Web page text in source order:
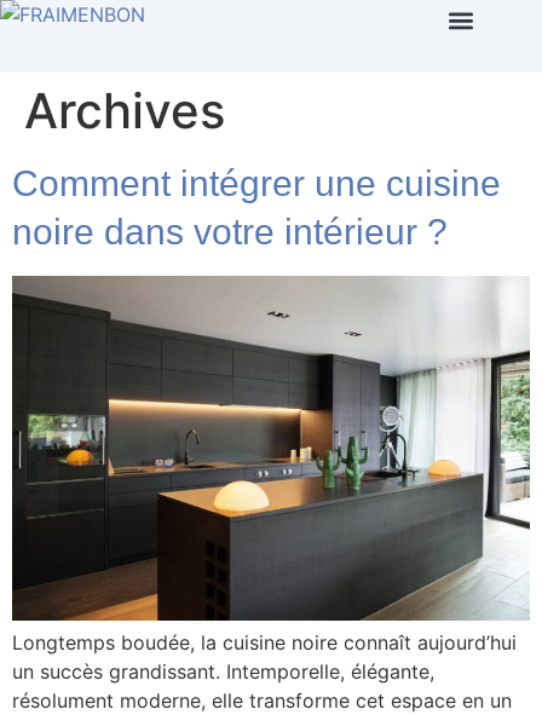
Archives
Comment intégrer une cuisine
noire dans votre intérieur ?
Longtemps boudée, la cuisine noire connaît aujourd’hui
un succès grandissant. Intemporelle, élégante,
résolument moderne, elle transforme cet espace en un